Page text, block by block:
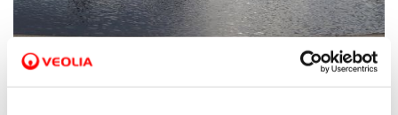
04 OCT 2021